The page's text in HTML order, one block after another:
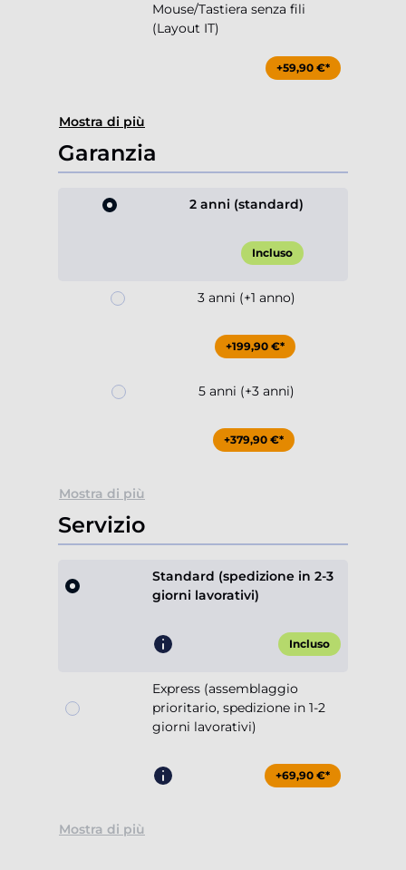
Mouse/Tastiera senza fili
(Layout IT)
+59,90 €*
Mostra di più
Garanzia
2 anni (standard)
Incluso
3 anni (+1 anno)
+199,90 €*
5 anni (+3 anni)
+379,90 €*
Mostra di più
Servizio
Standard (spedizione in 2-3
giorni lavorativi)
Incluso
Express (assemblaggio
prioritario, spedizione in 1-2
giorni lavorativi)
+69,90 €*
Mostra di più